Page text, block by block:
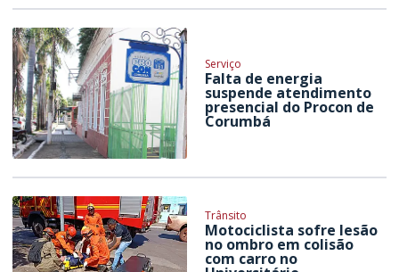
Serviço
Falta de energia
suspende atendimento
presencial do Procon de
Corumbá
Trânsito
Motociclista sofre lesão
no ombro em colisão
com carro no